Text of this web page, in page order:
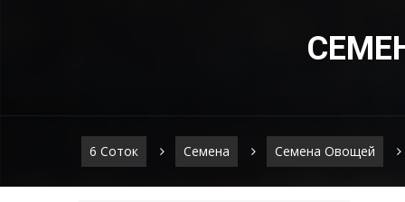
6 Соток Семена Семена Овощей